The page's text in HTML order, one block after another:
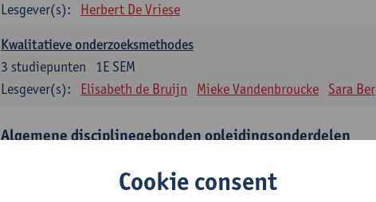
Lesgever(s):
Herbert De Vriese
Kwalitatieve onderzoeksmethodes
1E SEM
3 studiepunten
Lesgever(s):
Elisabeth de Bruijn Mieke Vandenbroucke Sara
Algemene disciplinegebonden opleidingsonderdelen
Literatuur en diversiteitCookie consent